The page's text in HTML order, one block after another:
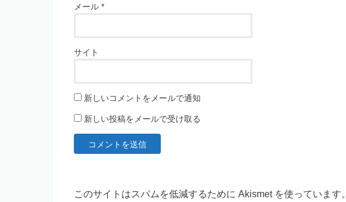
メール *
サイト
新しいコメントをメールで通知
新しい投稿をメールで受け取る
このサイトはスパムを低減するために Akismet を使っています。